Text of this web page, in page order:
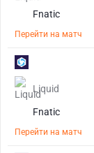
Fnatic
Перейти на матч
Liquid
Fnatic
Перейти на матч